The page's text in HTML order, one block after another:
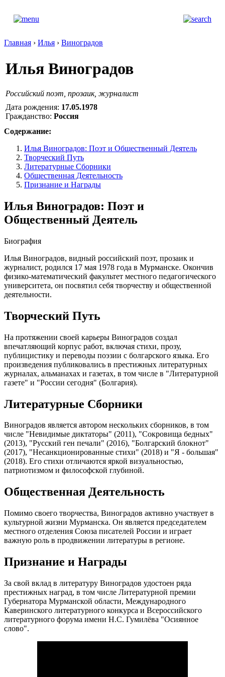
Главная › Илья › Виноградов
Илья Виноградов
Российский поэт, прозаик, журналист
Дата рождения: 17.05.1978
Гражданство: Россия
Содержание:
Илья Виноградов: Поэт и Общественный Деятель
Творческий Путь
Литературные Сборники
Общественная Деятельность
Признание и Награды
Илья Виноградов: Поэт и
Общественный Деятель
Биография
Илья Виноградов, видный российский поэт, прозаик и
журналист, родился 17 мая 1978 года в Мурманске. Окончив
физико-математический факультет местного педагогического
университета, он посвятил себя творчеству и общественной
деятельности.
Творческий Путь
На протяжении своей карьеры Виноградов создал
впечатляющий корпус работ, включая стихи, прозу,
публицистику и переводы поэзии с болгарского языка. Его
произведения публиковались в престижных литературных
журналах, альманахах и газетах, в том числе в "Литературной
газете" и "России сегодня" (Болгария).
Литературные Сборники
Виноградов является автором нескольких сборников, в том
числе "Невидимые диктаторы" (2011), "Сокровища бедных"
(2013), "Русский ген печали" (2016), "Болгарский блокнот"
(2017), "Несанкционированные стихи" (2018) и "Я - большая"
(2018). Его стихи отличаются яркой визуальностью,
патриотизмом и философской глубиной.
Общественная Деятельность
Помимо своего творчества, Виноградов активно участвует в
культурной жизни Мурманска. Он является председателем
местного отделения Союза писателей России и играет
важную роль в продвижении литературы в регионе.
Признание и Награды
За свой вклад в литературу Виноградов удостоен ряда
престижных наград, в том числе Литературной премии
Губернатора Мурманской области, Международного
Каверинского литературного конкурса и Всероссийского
литературного форума имени Н.С. Гумилёва "Осиянное
слово".